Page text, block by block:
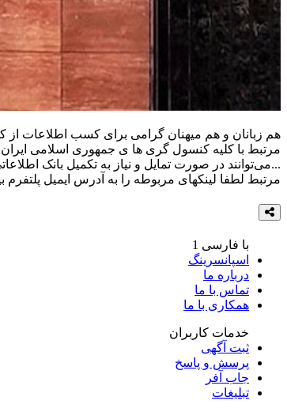
هم زبانان و هم میهنان گرامی برای کسب اطلاعات از
مرتبط با کلیه کنسول گری ها ی جمهوری اسلامی
...می‌توانند در صورت تمایل و نیاز به تکمیل بانک
مرتبط لطفا لینکهای مربوطه را به آدرس ایمیل
با فارسی 1
اسپانسرینگ
درباره ما
تماس با ما
همکاری با ما
خدمات کاربران
ثبت آگهی
پرسش و پاسخ
جاب آفر
تبلیغات